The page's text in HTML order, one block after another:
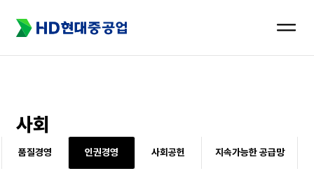
메뉴
열기
사회
품질경영 인권경영 사회공헌 지속가능한 공급망